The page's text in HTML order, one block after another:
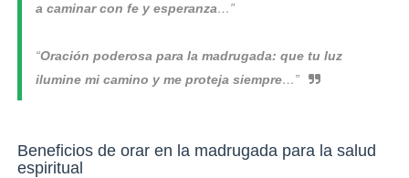
a caminar con fe y esperanza…”
“Oración poderosa para la madrugada: que tu luz
ilumine mi camino y me proteja siempre…”
Beneficios de orar en la madrugada para la salud
espiritual